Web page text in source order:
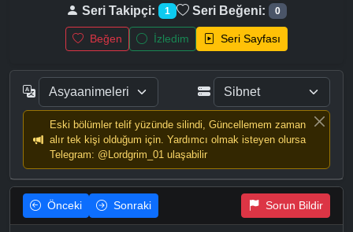
Seri Takipçi: 1 Seri Beğeni: 0
Beğen İzledim Seri Sayfası
Eski bölümler telif yüzünde silindi, Güncellemem zaman
alır tek kişi olduğum için. Yardımcı olmak isteyen olursa
Telegram: @Lordgrim_01 ulaşabilir
Önceki Sonraki Sorun Bildir